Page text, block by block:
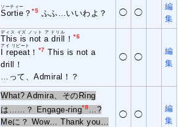
Sortie
ソーティー
？*5 ふふ…いいわよ？ ◯ ◯
編
集
This is not a drill
ディス イズ ノット ア ドリル
！*6
I repeat
アイ リピート
！ *7 This is not a
drill！
…って、Admiral！？
◯ ◯
編
集
What? Admira、そのRing
は……？ Engage-ring*8
…?
Meに？ Wow… Thank you…
◯ ◯
編
集